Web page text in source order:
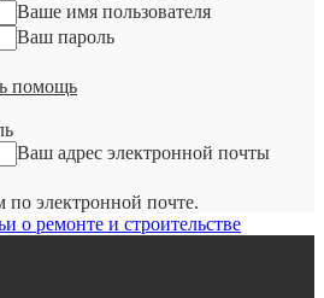
Ваше имя пользователя
Ваш пароль
помощь
Ваш адрес электронной почты
по электронной почте.
о ремонте и строительстве